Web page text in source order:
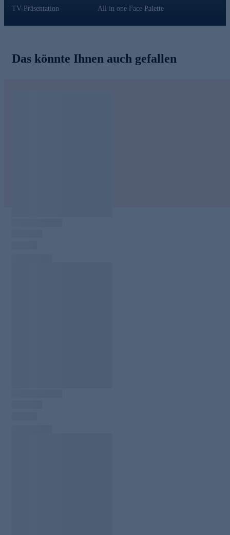
TV-Präsentation All in one Face Palette
Das könnte Ihnen auch gefallen